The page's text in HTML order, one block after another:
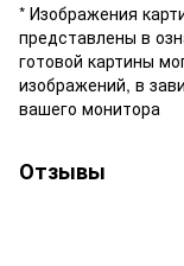
* Изображения
представлены в
готовой картины
изображений, в
вашего монитора
Отзывы